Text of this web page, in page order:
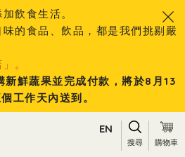
飲食生活。
的食品、飲品，都是我們挑剔嚴
。
鮮蔬果並完成付款，將於8月13
工作天內送到。
EN
搜尋 購物車